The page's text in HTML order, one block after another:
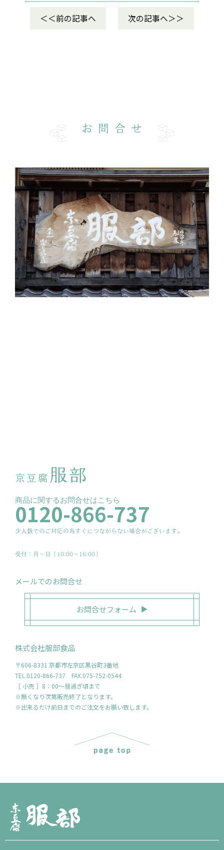
前の記事へ 次の記事へ
お問合せ
京豆腐 服部
商品に関するお問合せはこちら
0120-866-737
少人数でのご対応の為すぐにつながらない場合がございます。
受付：月〜日（10:00～16:00）
メールでのお問合せ
お問合せフォーム
株式会社服部食品
〒606-8331 京都市左京区黒谷町3番地
TEL.0120-866-737 FAX.075-752-0544
［ 小売 ］8：00～昼過ぎ頃まで
※無くなり次第販売終了となります。
※出来るだけ前日までのご注文をお願い致します。